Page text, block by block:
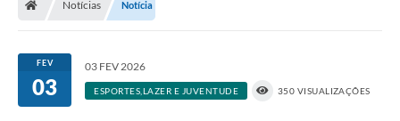
Notícias Notícia
FEV
03
03 FEV 2026
ESPORTES,LAZER E JUVENTUDE 350 VISUALIZAÇÕES